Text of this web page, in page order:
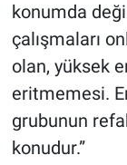
konumda
çalışmaları
olan, yüksek
eritmemesi.
grubunun
konudur.”